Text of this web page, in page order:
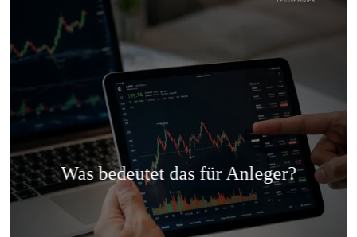
Überspringen